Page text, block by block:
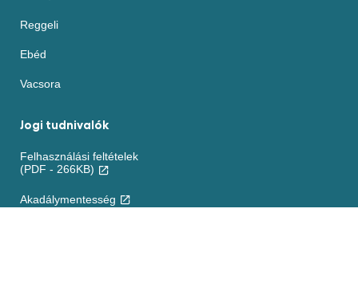
Reggeli
Ebéd
Vacsora
Jogi tudnivalók
Felhasználási feltételek
(PDF - 266KB)
Akadálymentesség